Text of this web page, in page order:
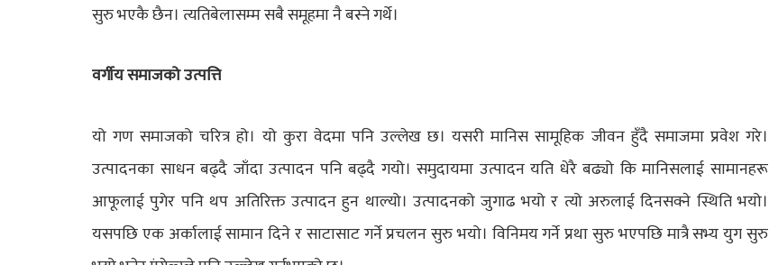
सुरु भएकै छैन। त्यतिबेलासम्म सबै समूहमा नै बस्ने गर्थे।
वर्गीय समाजको उत्पत्ति
यो गण समाजको चरित्र हो। यो कुरा वेदमा पनि उल्लेख छ। यसरी मानिस सामूहिक जीवन हुँदै समाजमा प्रवेश गरे।
उत्पादनका साधन बढ्दै जाँदा उत्पादन पनि बढ्दै गयो। समुदायमा उत्पादन यति धेरै बढ्यो कि मानिसलाई सामानहरू
आफूलाई पुगेर पनि थप अतिरिक्त उत्पादन हुन थाल्यो। उत्पादनको जुगाढ भयो र त्यो अरुलाई दिनसक्ने स्थिति भयो।
यसपछि एक अर्कालाई सामान दिने र साटासाट गर्ने प्रचलन सुरु भयो। विनिमय गर्ने प्रथा सुरु भएपछि मात्रै सभ्य युग सुरु